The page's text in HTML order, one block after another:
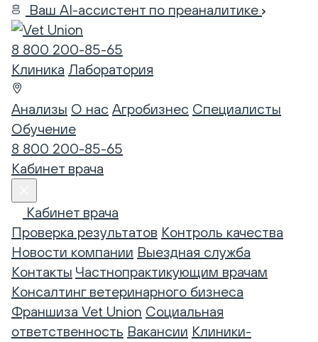
Ваш AI-ассистент по преаналитике
8 800 200-85-65
Клиника Лаборатория
Анализы О нас Агробизнес Специалисты
Обучение
8 800 200-85-65
Кабинет врача
Кабинет врача
Проверка результатов Контроль качества
Новости компании Выездная служба
Контакты Частнопрактикующим врачам
Консалтинг ветеринарного бизнеса
Франшиза Vet Union Социальная
ответственность Вакансии Клиники-